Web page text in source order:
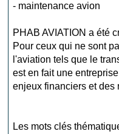
- maintenance avion
PHAB AVIATION a été
Pour ceux qui ne sont
l'aviation tels que le
est en fait une
enjeux financiers et des
Les mots clés